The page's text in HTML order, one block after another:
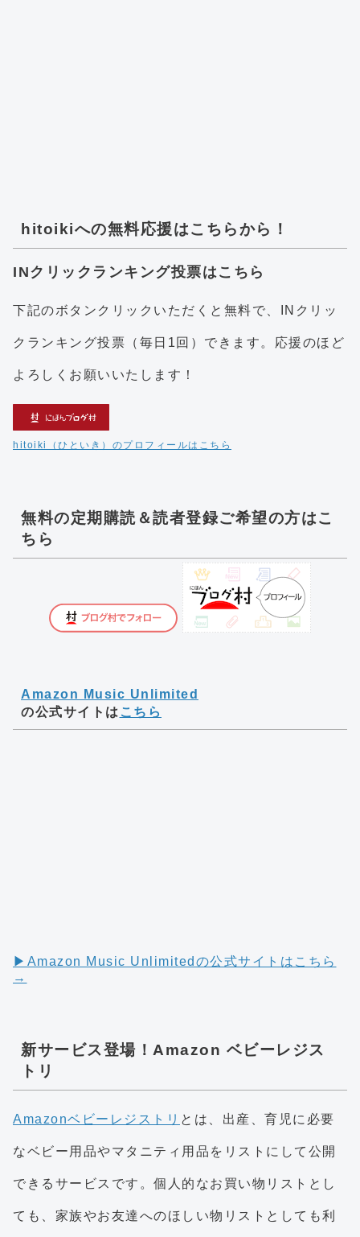
hitoikiへの無料応援はこちらから！
INクリックランキング投票はこちら
下記のボタンクリックいただくと無料で、INクリッ
クランキング投票（毎日1回）できます。応援のほど
よろしくお願いいたします！
hitoiki（ひといき）のプロフィールはこちら
無料の定期購読＆読者登録ご希望の方はこ
ちら
Amazon Music Unlimited
の公式サイトは こちら
▶︎Amazon Music Unlimitedの公式サイトはこちら
→
新サービス登場！Amazon ベビーレジス
トリ
Amazonベビーレジストリ とは、出産、育児に必要
なベビー用品やマタニティ用品をリストにして公開
できるサービスです。個人的なお買い物リストとし
ても、家族やお友達へのほしい物リストとしても利